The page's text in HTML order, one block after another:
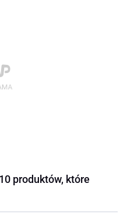
produktów, które